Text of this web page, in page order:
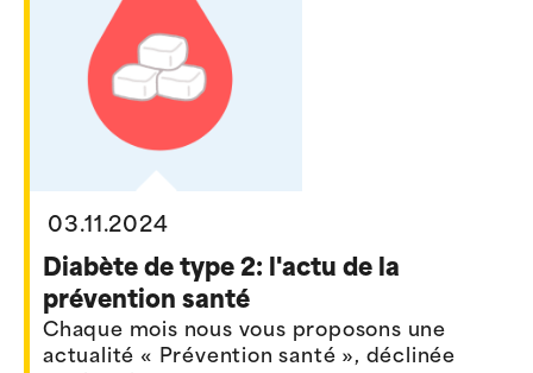
03.11.2024
Diabète de type 2: l'actu de la
prévention santé
Chaque mois nous vous proposons une
actualité « Prévention santé », déclinée